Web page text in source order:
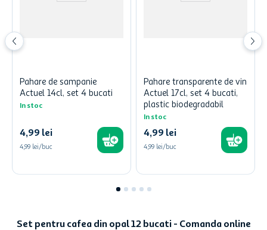
Pahare de sampanie
Actuel 14cl, set 4 bucati
In stoc
4,99 lei
4,99 lei/buc
Pahare transparente de vin
Actuel 17cl, set 4 bucati,
plastic biodegradabil
In stoc
4,99 lei
4,99 lei/buc
Set pentru cafea din opal 12 bucati - Comanda online